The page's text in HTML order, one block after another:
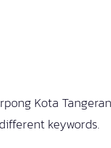
Kota
keywords.